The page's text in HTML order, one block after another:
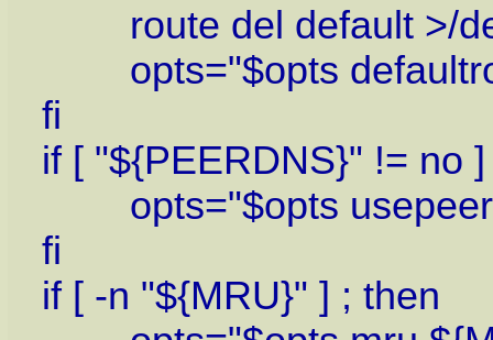
route del default >/
opts="$opts
fi
if [ "${PEERDNS}" != no
opts="$opts
fi
if [ -n "${MRU}" ] ; then